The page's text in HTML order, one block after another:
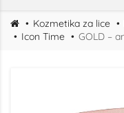
Kozmetika za lice
Icon Time